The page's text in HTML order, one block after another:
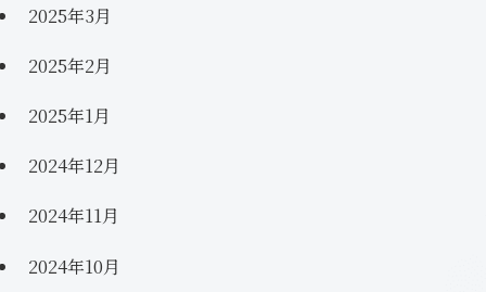
2025年3月
2025年2月
2025年1月
2024年12月
2024年11月
2024年10月